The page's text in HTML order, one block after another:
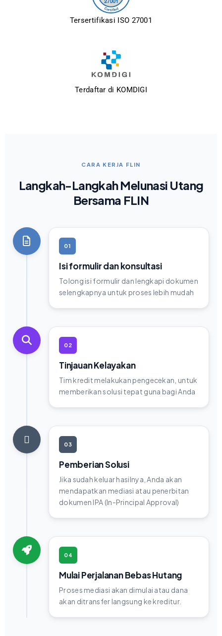
Tersertifikasi ISO 27001
Terdaftar di KOMDIGI
CARA KERJA FLIN
Langkah-Langkah Melunasi Utang
Bersama FLIN
01
Isi formulir dan konsultasi
Tolong isi formulir dan lengkapi dokumen
selengkapnya untuk proses lebih mudah
02
Tinjauan Kelayakan
Tim kredit melakukan pengecekan, untuk
memberikan solusi tepat guna bagi Anda
03
Pemberian Solusi
Jika sudah keluar hasilnya, Anda akan
mendapatkan mediasi atau penerbitan
dokumen IPA (In-Principal Approval)
04
Mulai Perjalanan Bebas Hutang
Proses mediasi akan dimulai atau dana
akan ditransfer langsung ke kreditur.